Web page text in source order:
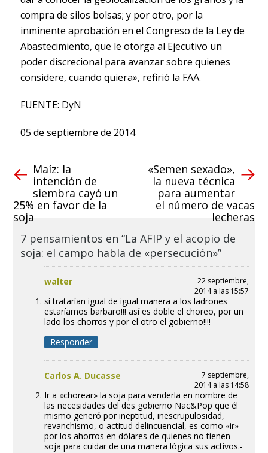
compra de silos bolsas; y por otro, por la
inminente aprobación en el Congreso de la Ley de
Abastecimiento, que le otorga al Ejecutivo un
poder discrecional para avanzar sobre quienes
considere, cuando quiera», refirió la FAA.
FUENTE: DyN
05 de septiembre de 2014
Maíz: la
intención de
siembra cayó un
25% en favor de la
soja
«Semen sexado»,
la nueva técnica
para aumentar
el número de vacas
lecheras
7 pensamientos en “La AFIP y el acopio de
soja: el campo habla de «persecución»”
walter
22 septiembre,
2014 a las 15:57
si tratarían igual de igual manera a los ladrones
estaríamos barbaro!!! así es doble el choreo, por un
lado los chorros y por el otro el gobierno!!!!
Responder
Carlos A. Ducasse
7 septiembre,
2014 a las 14:58
Ir a «chorear» la soja para venderla en nombre de
las necesidades del des gobierno Nac&Pop que él
mismo generó por ineptitud, inescrupulosidad,
revanchismo, o actitud delincuencial, es como «ir»
por los ahorros en dólares de quienes no tienen
soja para cuidar de una manera lógica sus activos.-